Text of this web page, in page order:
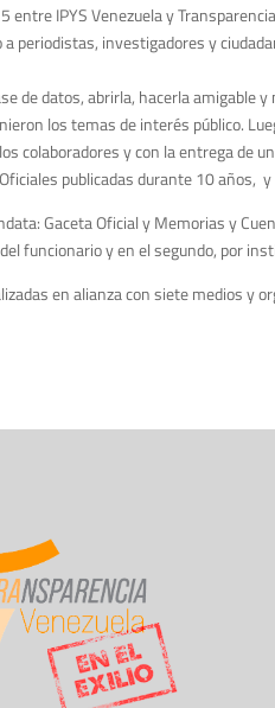
IPYS Venezuela y
periodistas, investigadores y
de datos, abrirla, hacerla amigable
los temas de interés público.
colaboradores y con la entrega de
publicadas durante 10 años,
Gaceta Oficial y Memorias y
funcionario y en el segundo, por
en alianza con siete medios y